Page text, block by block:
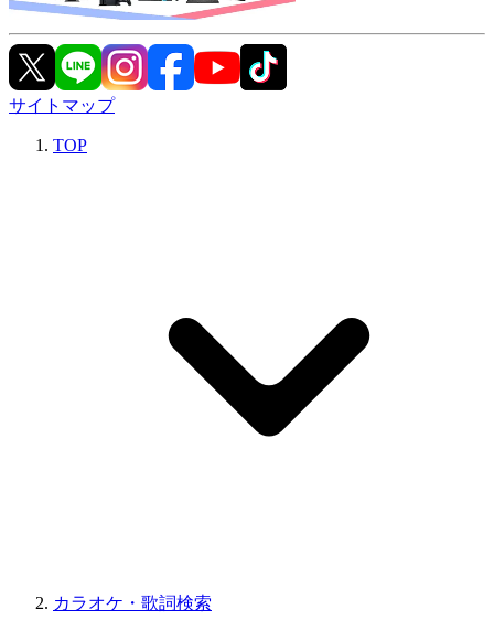
サイトマップ
TOP
カラオケ・歌詞検索